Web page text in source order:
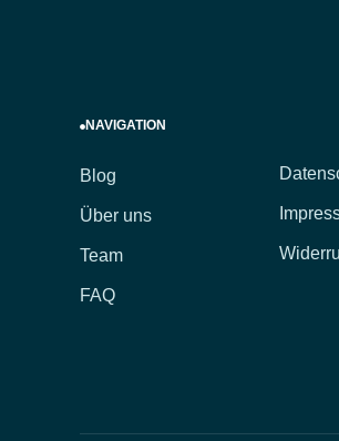
NAVIGATION
Blog
Über uns
Team
FAQ